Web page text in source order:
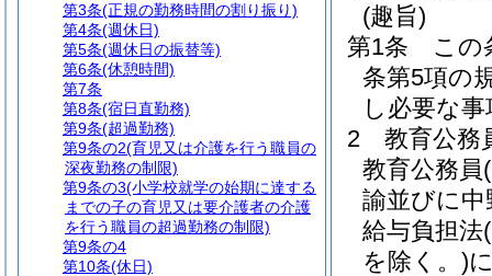
(趣旨)
第1条
この
条第5項の
し必要な
2
教育公務
教育公務員
諭並びに中
給与負担法
を除く。)
第3条(正規の勤務時間の割り振り)
第4条(週休日)
第5条(週休日の振替等)
第6条(休憩時間)
第7条
第8条(宿日直勤務)
第9条(超過勤務)
第9条の2(育児又は介護を行う職員の
深夜勤務の制限)
第9条の3(小学校就学の始期に達する
までの子の育児又は要介護者の介護
を行う職員の超過勤務の制限)
第9条の4
第10条(休日)